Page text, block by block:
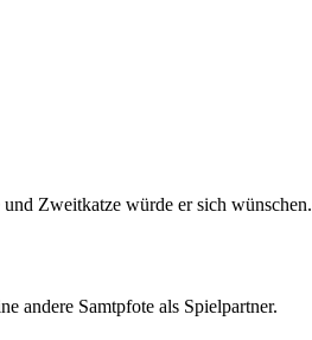
Zweitkatze würde er sich wünschen.
andere Samtpfote als Spielpartner.